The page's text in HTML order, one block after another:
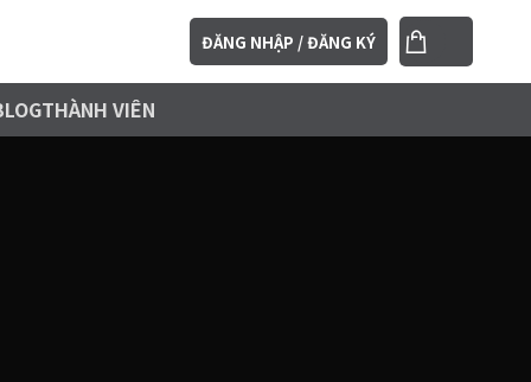
ĐĂNG NHẬP / ĐĂNG KÝ
THÀNH VIÊN